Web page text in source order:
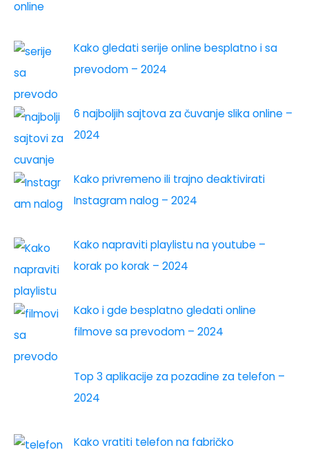
Kako gledati serije online besplatno i sa
prevodom – 2024
6 najboljih sajtova za čuvanje slika online –
2024
Kako privremeno ili trajno deaktivirati
Instagram nalog – 2024
Kako napraviti playlistu na youtube –
korak po korak – 2024
Kako i gde besplatno gledati online
filmove sa prevodom – 2024
Top 3 aplikacije za pozadine za telefon –
2024
Kako vratiti telefon na fabričko